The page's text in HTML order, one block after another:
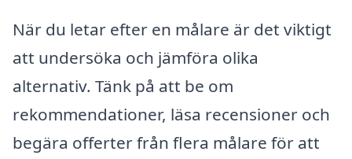
När du letar efter en målare är det viktigt
att undersöka och jämföra olika
alternativ. Tänk på att be om
rekommendationer, läsa recensioner och
begära offerter från flera målare för att